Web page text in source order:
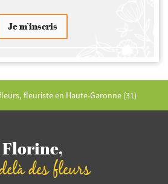
Je m’inscris
fleuriste en Haute-Garonne (31)
Florine,
des fleurs